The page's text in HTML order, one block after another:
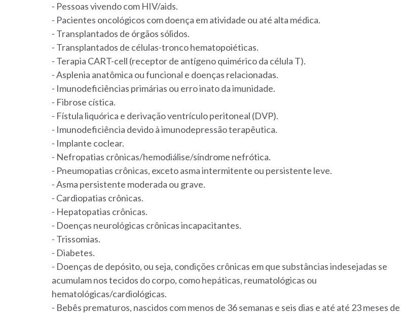
- Pessoas vivendo com HIV/aids.
- Pacientes oncológicos com doença em atividade ou até alta médica.
- Transplantados de órgãos sólidos.
- Transplantados de células-tronco hematopoiéticas.
- Terapia CART-cell (receptor de antígeno quimérico da célula T).
- Asplenia anatômica ou funcional e doenças relacionadas.
- Imunodeficiências primárias ou erro inato da imunidade.
- Fibrose cística.
- Fístula liquórica e derivação ventrículo peritoneal (DVP).
- Imunodeficiência devido à imunodepressão terapêutica.
- Implante coclear.
- Nefropatias crônicas/hemodiálise/síndrome nefrótica.
- Pneumopatias crônicas, exceto asma intermitente ou persistente leve.
- Asma persistente moderada ou grave.
- Cardiopatias crônicas.
- Hepatopatias crônicas.
- Doenças neurológicas crônicas incapacitantes.
- Trissomias.
- Diabetes.
- Doenças de depósito, ou seja, condições crônicas em que substâncias indesejadas se
acumulam nos tecidos do corpo, como hepáticas, reumatológicas ou
hematológicas/cardiológicas.
- Bebês prematuros, nascidos com menos de 36 semanas e seis dias e até até 23 meses de